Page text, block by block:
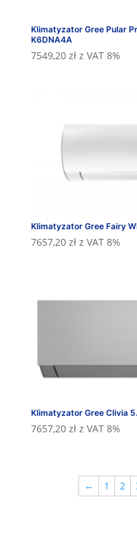
Klimatyzator Gree Pular
K6DNA4A
7549,20 zł z VAT 8%
Klimatyzator Gree Fairy
7657,20 zł z VAT 8%
Klimatyzator Gree Clivia
7657,20 zł z VAT 8%
← 1 2